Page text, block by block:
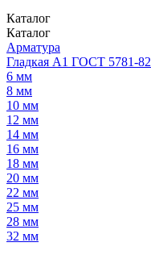
Каталог
Каталог
Арматура
Гладкая А1 ГОСТ 5781-82
6 мм
8 мм
10 мм
12 мм
14 мм
16 мм
18 мм
20 мм
22 мм
25 мм
28 мм
32 мм